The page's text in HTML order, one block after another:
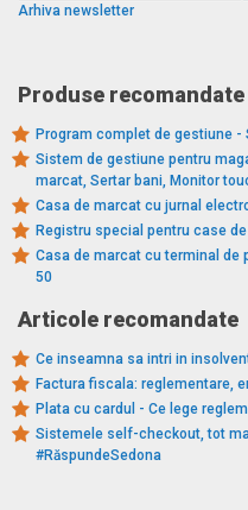
Arhiva newsletter
Produse recomandate
Program complet de gestiune -
Sistem de gestiune pentru
marcat, Sertar bani, Monitor
Casa de marcat cu jurnal
Registru special pentru case
Casa de marcat cu terminal de
50
Articole recomandate
Ce inseamna sa intri in
Factura fiscala: reglementare,
Plata cu cardul - Ce lege
Sistemele self-checkout, tot
#RăspundeSedona